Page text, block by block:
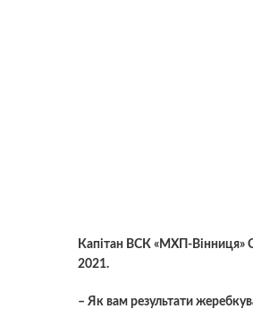
Капітан ВСК «МХП-Вінниця»
2021.
– Як вам результати